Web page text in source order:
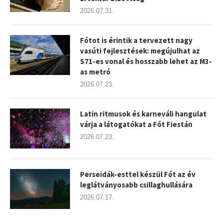
2026.07.31.
Fótot is érintik a tervezett nagy
vasúti fejlesztések: megújulhat az
S71-es vonal és hosszabb lehet az M3-
as metró
2026.07.23.
Latin ritmusok és karneváli hangulat
várja a látogatókat a Fót Fiestán
2026.07.23.
Perseidák-esttel készül Fót az év
leglátványosabb csillaghullására
2026.07.17.